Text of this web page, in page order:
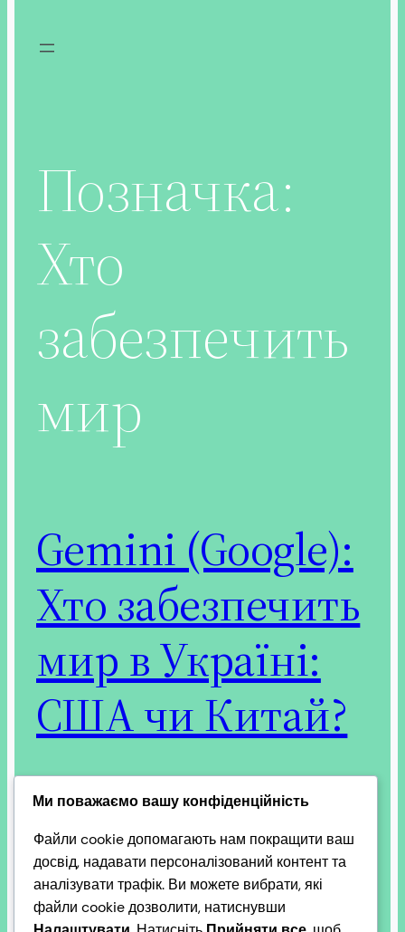
Позначка:
Хто
забезпечить
мир
Gemini (Google):
Хто забезпечить
мир в Україні:
США чи Китай?
Питання про те, хто забезпечить мир та
ключовим у геополітичному дискурсі 2026 року.
Кожна з цих наддержав має абсолютно різні
підходи, інтереси та важелі впливу. Станом на
березень 2026 року ситуація виглядає
Ми поважаємо вашу конфіденційність
Файли cookie допомагають нам покращити ваш
досвід, надавати персоналізований контент та
аналізувати трафік. Ви можете вибрати, які
файли cookie дозволити, натиснувши